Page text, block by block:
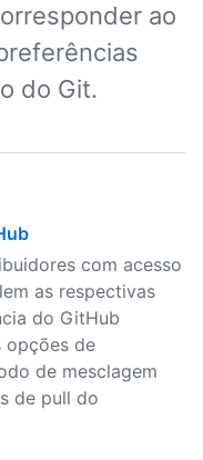
ao
do Git.
com acesso
as respectivas
do GitHub
opções de
de mesclagem
de pull do